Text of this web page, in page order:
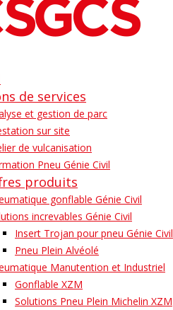
de services
et gestion de parc
sur site
de vulcanisation
Pneu Génie Civil
produits
gonflable Génie Civil
increvables Génie Civil
Insert Trojan pour pneu Génie Civil
Pneu Plein Alvéolé
Manutention et Industriel
Gonflable XZM
Solutions Pneu Plein Michelin XZM